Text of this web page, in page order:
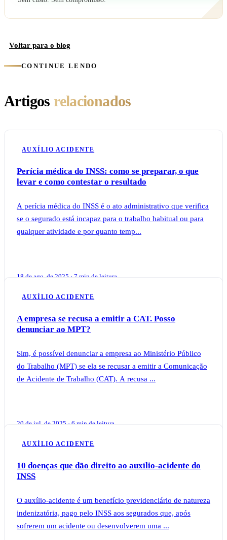
Voltar para o blog
CONTINUE LENDO
Artigos relacionados
AUXÍLIO ACIDENTE
Perícia médica do INSS: como se preparar, o que
levar e como contestar o resultado
A perícia médica do INSS é o ato administrativo que verifica
se o segurado está incapaz para o trabalho habitual ou para
qualquer atividade e por quanto temp...
18 de ago. de 2025 · 7 min de leitura
AUXÍLIO ACIDENTE
A empresa se recusa a emitir a CAT. Posso
denunciar ao MPT?
Sim, é possível denunciar a empresa ao Ministério Público
do Trabalho (MPT) se ela se recusar a emitir a Comunicação
de Acidente de Trabalho (CAT). A recusa ...
20 de jul. de 2025 · 6 min de leitura
AUXÍLIO ACIDENTE
10 doenças que dão direito ao auxílio-acidente do
INSS
O auxílio-acidente é um benefício previdenciário de natureza
indenizatória, pago pelo INSS aos segurados que, após
sofrerem um acidente ou desenvolverem uma ...